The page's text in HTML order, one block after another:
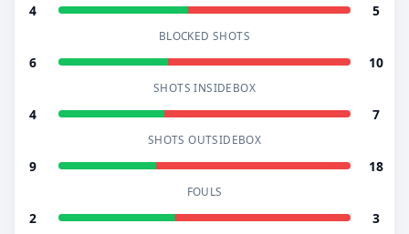
4 5
BLOCKED SHOTS
6 10
SHOTS INSIDEBOX
4 7
SHOTS OUTSIDEBOX
9 18
FOULS
2 3